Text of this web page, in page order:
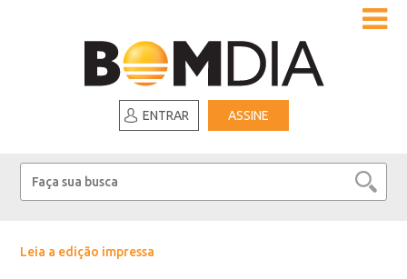
ENTRAR ASSINE
Leia a edição impressa